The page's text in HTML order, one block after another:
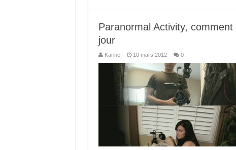
Paranormal Activity,
jour
Karine 10 mars 2012 0